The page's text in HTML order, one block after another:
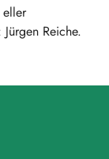
Reiche.